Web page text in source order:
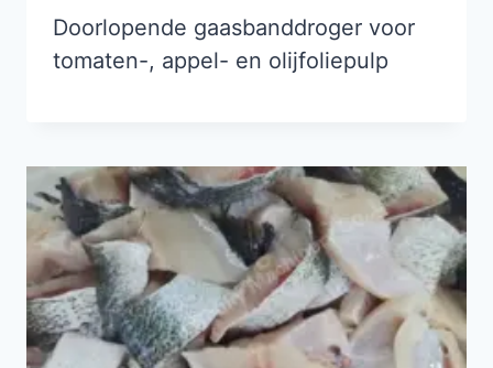
Doorlopende gaasbanddroger voor
tomaten-, appel- en olijfoliepulp